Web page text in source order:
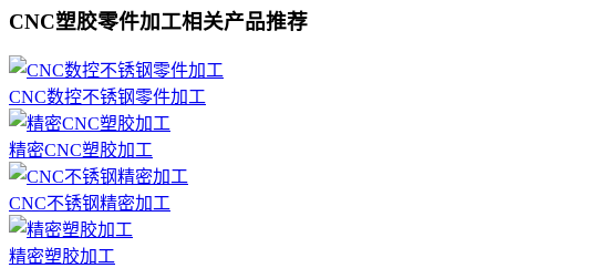
CNC塑胶零件加工相关产品推荐
CNC数控不锈钢零件加工
精密CNC塑胶加工
CNC不锈钢精密加工
精密塑胶加工